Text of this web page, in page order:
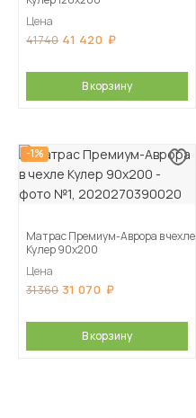
Цена
41 740 41 420
В корзину
-1%
Матрас Премиум-Аврора в чехле
Кулер 90х200
Цена
31 360 31 070
В корзину